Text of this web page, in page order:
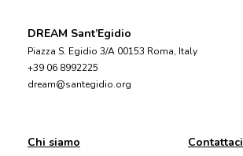
DREAM Sant’Egidio
Piazza S. Egidio 3/A 00153 Roma, Italy
+39 06 8992225
dream@santegidio.org
Chi siamo
Contattaci